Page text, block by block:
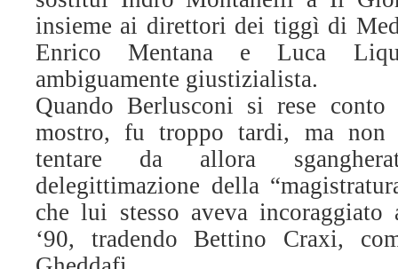
insieme ai direttori dei tiggì di
Enrico Mentana e Luca
ambiguamente giustizialista.
Quando Berlusconi si rese conto
mostro, fu troppo tardi, ma non
tentare da allora
delegittimazione della
che lui stesso aveva
‘90, tradendo Bettino Craxi,